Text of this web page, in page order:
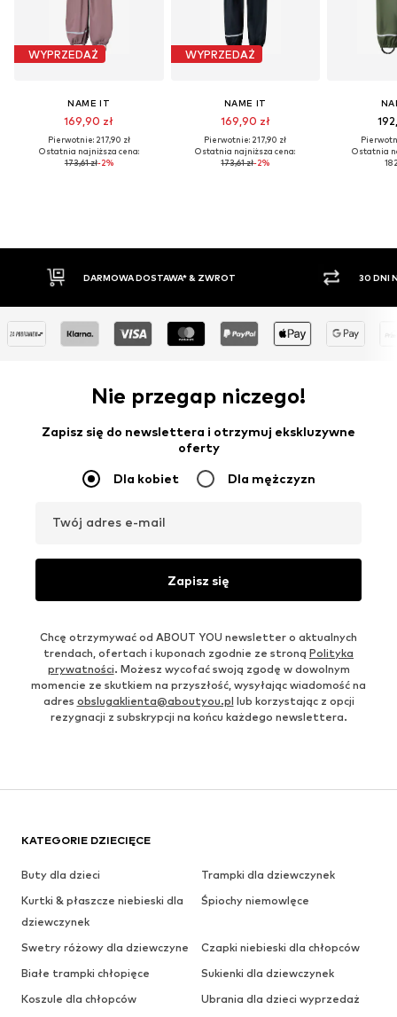
WYPRZEDAŻ
NAME IT
169,90 zł
Pierwotnie: 217,90 zł
Ostatnia najniższa cena:
173,61 zł-2%
WYPRZEDAŻ
NAME IT
169,90 zł
Pierwotnie: 217,90 zł
Ostatnia najniższa cena:
173,61 zł-2%
Ostatnia
& ZWROT 30 DNI NA ZWROT TOWARU
Nie przegap niczego!
Zapisz się do newslettera i otrzymuj ekskluzywne
oferty
Dla kobiet Dla mężczyzn
Twój adres e-mail
Zapisz się
Chcę otrzymywać od ABOUT YOU newsletter o aktualnych
trendach, ofertach i kuponach zgodnie ze stroną Polityka
prywatności. Możesz wycofać swoją zgodę w dowolnym
momencie ze skutkiem na przyszłość, wysyłając wiadomość na
adres obslugaklienta@aboutyou.pl lub korzystając z opcji
rezygnacji z subskrypcji na końcu każdego newslettera.
KATEGORIE DZIECIĘCE
Buty dla dzieci
Trampki dla dziewczynek
Kurtki & płaszcze niebieski dla
dziewczynek
Śpiochy niemowlęce
Swetry różowy dla dziewczyne
Czapki niebieski dla chłopców
Białe trampki chłopięce
Sukienki dla dziewczynek
Koszule dla chłopców
Ubrania dla dzieci wyprzedaż